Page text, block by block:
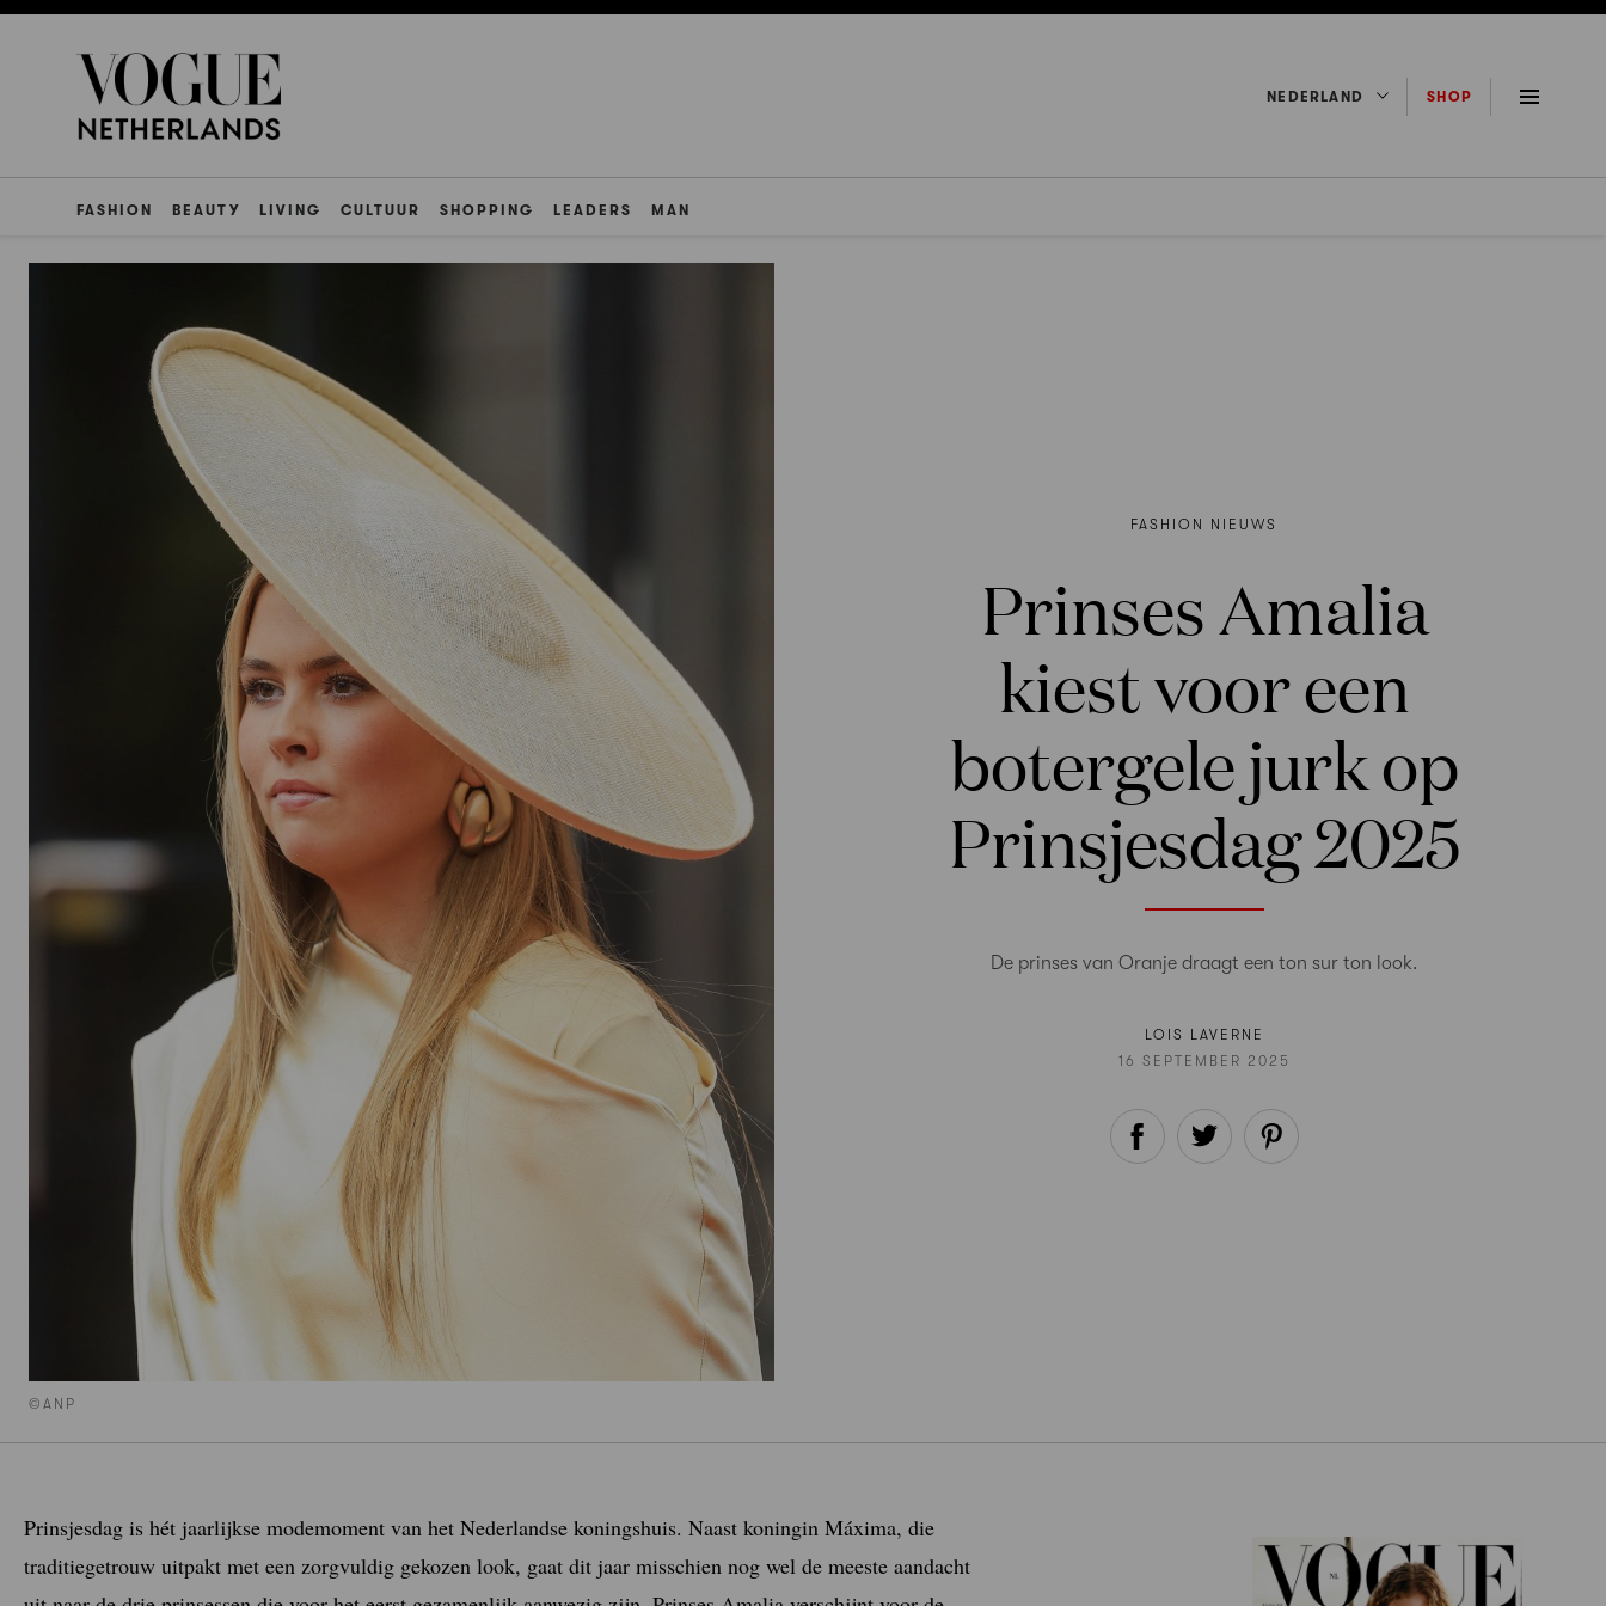
NEDERLAND SHOP
FASHION BEAUTY LIVING CULTUUR SHOPPING LEADERS MAN
©ANP
FASHION NIEUWS
Prinses Amalia
kiest voor een
botergele jurk op
Prinsjesdag 2025
De prinses van Oranje draagt een ton sur ton look.
LOIS LAVERNE
16 SEPTEMBER 2025
Prinsjesdag is hét jaarlijkse modemoment van het Nederlandse koningshuis. Naast koningin Máxima, die
traditiegetrouw uitpakt met een zorgvuldig gekozen look, gaat dit jaar misschien nog wel de meeste aandacht